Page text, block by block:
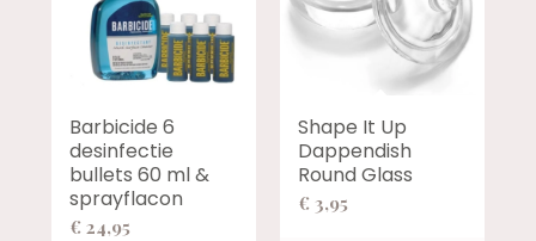
Barbicide 6
desinfectie
bullets 60 ml &
sprayflacon
€ 24,95
Shape It Up
Dappendish
Round Glass
€ 3,95